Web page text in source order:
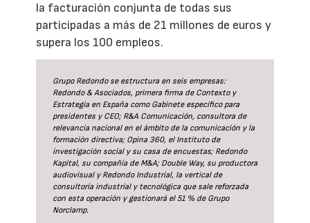
la facturación conjunta de todas sus
participadas a más de 21 millones de euros y
supera los 100 empleos.
Grupo Redondo se estructura en seis empresas:
Redondo & Asociados, primera firma de Contexto y
Estrategia en España como Gabinete específico para
presidentes y CEO; R&A Comunicación, consultora de
relevancia nacional en el ámbito de la comunicación y la
formación directiva; Opina 360, el Instituto de
investigación social y su casa de encuestas; Redondo
Kapital, su compañía de M&A; Double Way, su productora
audiovisual y Redondo Industrial, la vertical de
consultoría industrial y tecnológica que sale reforzada
con esta operación y gestionará el 51 % de Grupo
Norclamp.